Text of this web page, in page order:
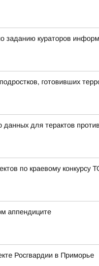
заданию кураторов
готовивших
данных для терактов
по краевому конкурсу
аппендиците
Росгвардии в Приморье